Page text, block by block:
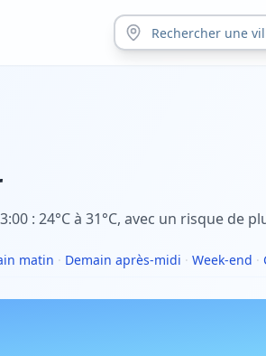
: 24°C à 31°C, avec un risque de
matin · Demain après-midi · Week-end ·